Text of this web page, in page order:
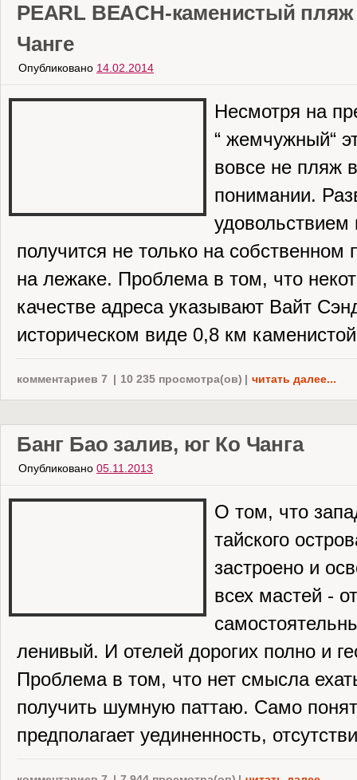
PEARL BEACH-каменистый
Чанге
Опубликовано 14.02.2014
Несмотря на
“ жемчужный“
вовсе не пляж
понимании.
удовольствием
получится не только на собственном
на лежаке. Проблема в том, что
качестве адреса указывают Вайт
историческом виде 0,8 км
комментариев 7 | 10 235 просмотра(ов) | читать далее...
Банг Бао залив, юг Ко Чанга
Опубликовано 05.11.2013
О том, что
тайского
застроено и
всех мастей -
ленивый. И отелей дорогих полно и
Проблема в том, что нет смысла
получить шумную паттаю. Само
предполагает уединенность,